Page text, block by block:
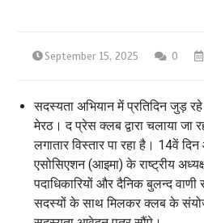
September 15, 2025 0
सदस्यता अभियान में प्रतिदिन जुड़
मेरठ। द प्रेस क्लब द्वारा चलाया जा
लगातार विस्तार पा रहा है। 14वें
एसोसिएशन (आइमा) के राष्ट्रीय
पदाधिकारियों और दैनिक बुलन्द
सदस्यों के साथ मिलकर क्लब के